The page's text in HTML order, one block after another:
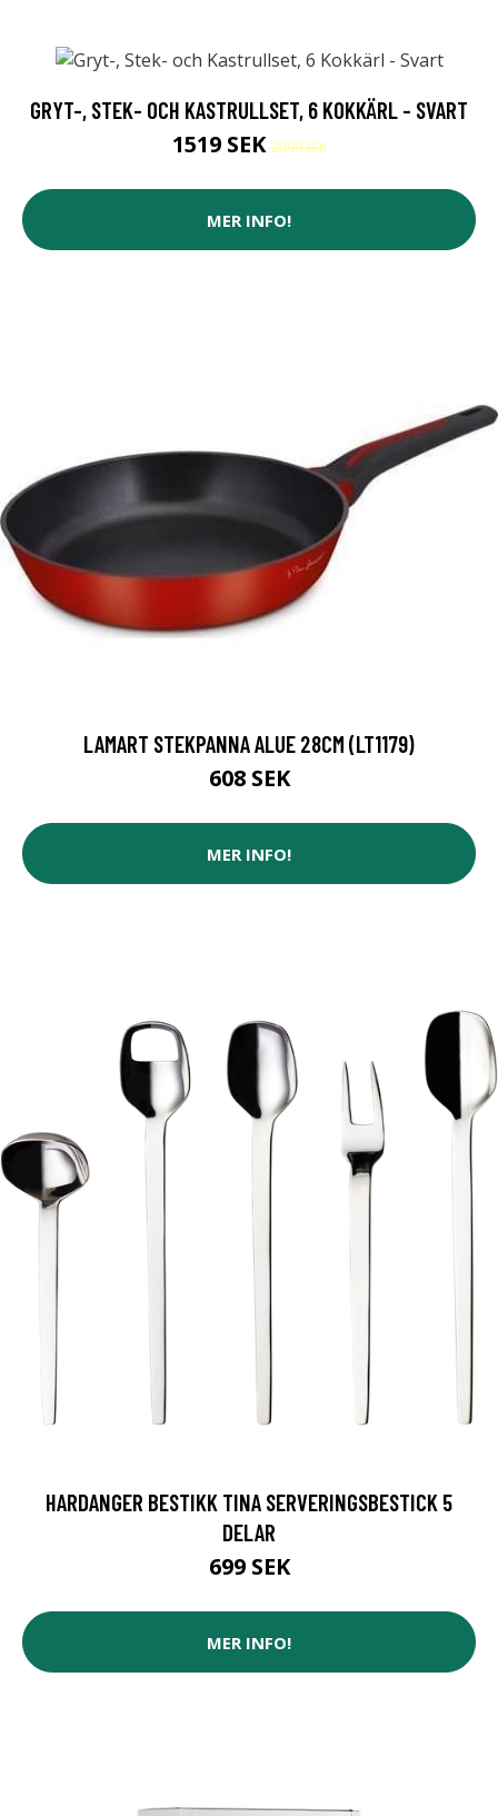
GRYT-, STEK- OCH KASTRULLSET, 6 KOKKÄRL - SVART
1519 SEK2099 SEK
MER INFO!
LAMART STEKPANNA ALUE 28CM (LT1179)
608 SEK
MER INFO!
HARDANGER BESTIKK TINA SERVERINGSBESTICK 5
DELAR
699 SEK
MER INFO!